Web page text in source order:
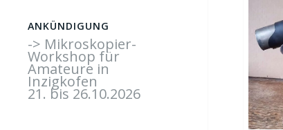
ANKÜNDIGUNG
-> Mikroskopier-
Workshop für
Amateure in
Inzigkofen
21. bis 26.10.2026